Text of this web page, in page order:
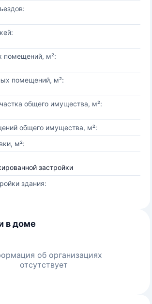
помещений, м²:
помещений, м²:
общего имущества, м²:
общего имущества, м²:
м²:
застройки
здания:
в доме
об организациях
отсутствует